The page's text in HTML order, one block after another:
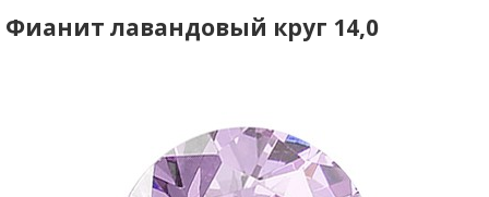
Фианит лавандовый круг 14,0